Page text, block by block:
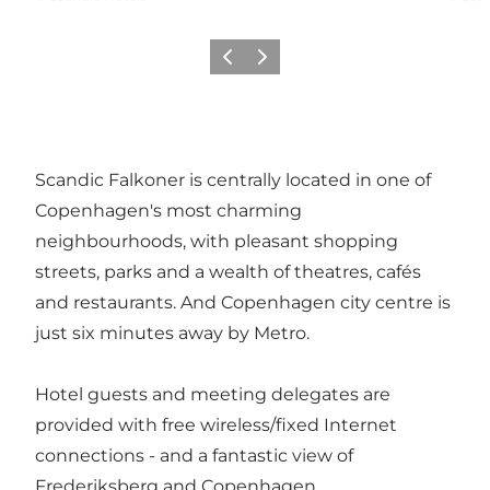
Precedente
Avanti
Scandic Falkoner is centrally located in one of
Copenhagen's most charming
neighbourhoods, with pleasant shopping
streets, parks and a wealth of theatres, cafés
and restaurants. And Copenhagen city centre is
just six minutes away by Metro.
Hotel guests and meeting delegates are
provided with free wireless/fixed Internet
connections - and a fantastic view of